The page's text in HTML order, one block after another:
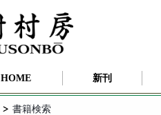
HOME 新刊
書籍検索